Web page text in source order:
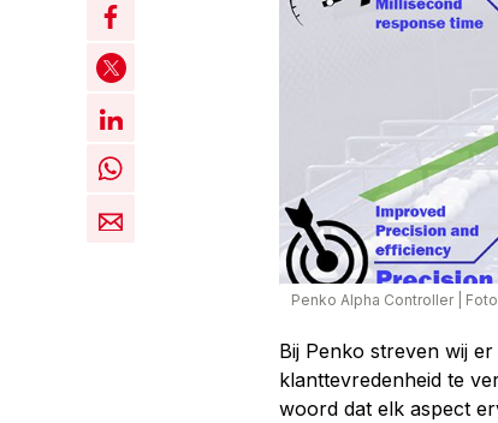
Penko Alpha Controller|
Bij Penko streven wij
klanttevredenheid te
woord dat elk aspect